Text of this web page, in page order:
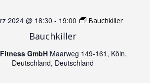
n
S
Bauchkiller
2024 @ 18:30 - 19:00 Bauchkiller
GmbH Maarweg 149-161, Köln,
Deutschland, Deutschland